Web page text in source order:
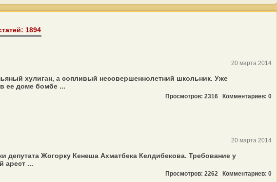
1894
20 марта 2014
хулиган, а сопливый несовершеннолетний школьник. Уже
ее доме бомбе ...
Просмотров: 2316 Комментариев: 0
20 марта 2014
депутата Жогорку Кенеша Ахматбека Келдибекова. Требование у
арест ...
Просмотров: 2262 Комментариев: 0